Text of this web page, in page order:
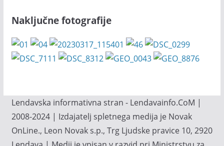
Naključne fotografije
Lendavska informativna stran - Lendavainfo.CoM |
2008-2024 | Izdajatelj spletnega medija je Novak
OnLine., Leon Novak s.p., Trg Ljudske pravice 10, 2920